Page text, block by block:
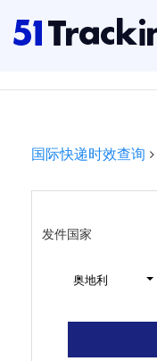
国际快递时效查询
发件国家
奥地利